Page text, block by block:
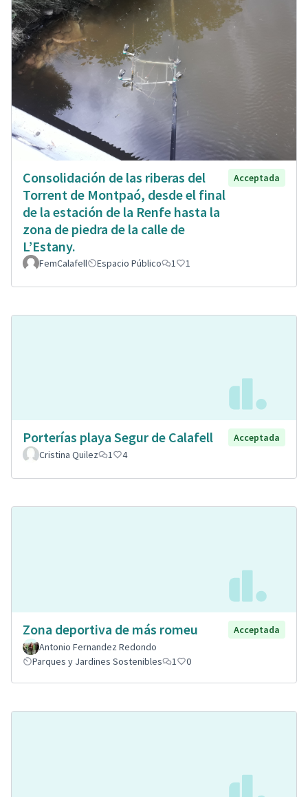
Consolidación de las riberas del
Torrent de Montpaó, desde el final
de la estación de la Renfe hasta la
zona de piedra de la calle de
L’Estany.
Acceptada
FemCalafell Espacio Público 1 1
Porterías playa Segur de Calafell
Acceptada
Cristina Quilez
1 4
Zona deportiva de más romeu
Acceptada
Antonio Fernandez Redondo
Parques y Jardines Sostenibles
1 0